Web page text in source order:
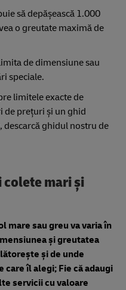
să depășească 1.000
o greutate maximă de
de dimensiune sau
speciale.
limitele exacte de
de prețuri și un ghid
ghidul nostru de
colete mari și
sau greu va varia în
și greutatea
și de unde
îl alegi; Fie că adaugi
servicii cu valoare